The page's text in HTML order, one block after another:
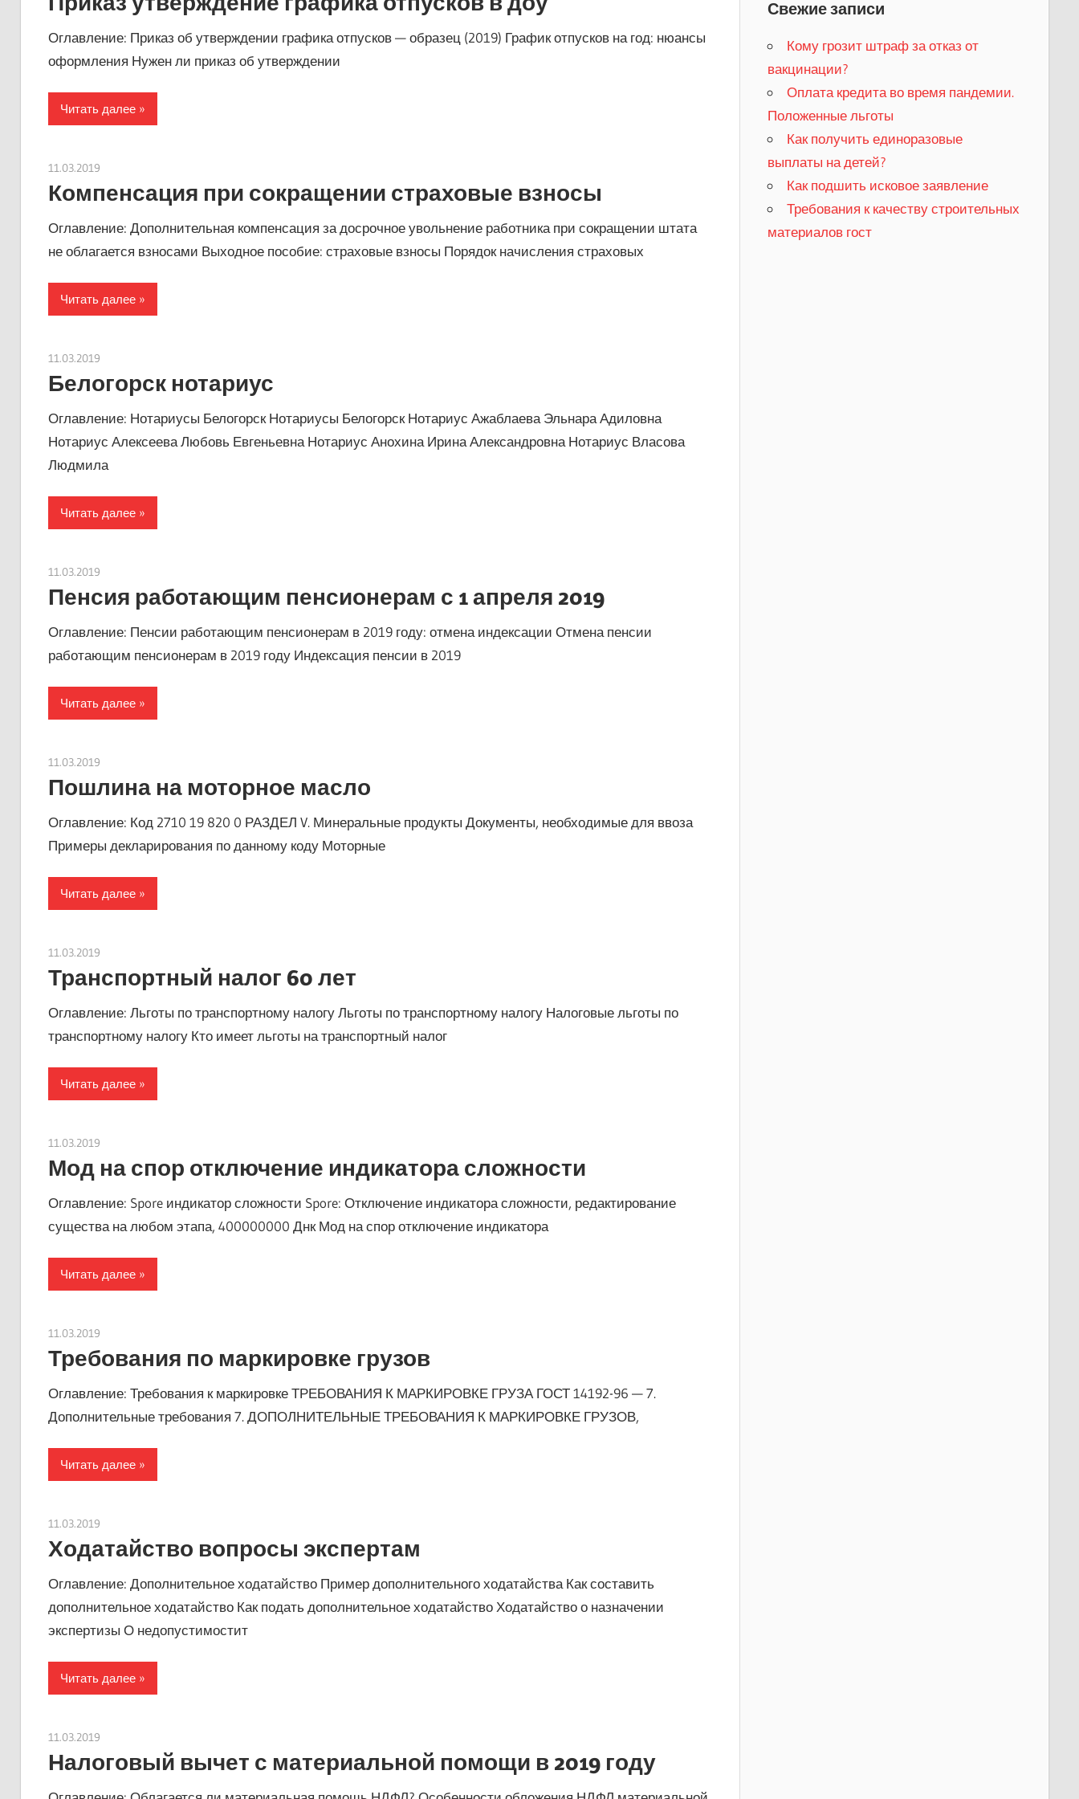
Оглавление: Приказ об утверждении графика отпусков — образец (2019) График отпусков на год: нюансы
оформления Нужен ли приказ об утверждении
Читать далее
11.03.2019
Компенсация при сокращении страховые взносы
Оглавление: Дополнительная компенсация за досрочное увольнение работника при сокращении штата
не облагается взносами Выходное пособие: страховые взносы Порядок начисления страховых
Читать далее
11.03.2019
Белогорск нотариус
Оглавление: Нотариусы Белогорск Нотариусы Белогорск Нотариус Ажаблаева Эльнара Адиловна
Нотариус Алексеева Любовь Евгеньевна Нотариус Анохина Ирина Александровна Нотариус Власова
Людмила
Читать далее
11.03.2019
Пенсия работающим пенсионерам с 1 апреля 2019
Оглавление: Пенсии работающим пенсионерам в 2019 году: отмена индексации Отмена пенсии
работающим пенсионерам в 2019 году Индексация пенсии в 2019
Читать далее
11.03.2019
Пошлина на моторное масло
Оглавление: Код 2710 19 820 0 РАЗДЕЛ V. Минеральные продукты Документы, необходимые для ввоза
Примеры декларирования по данному коду Моторные
Читать далее
11.03.2019
Транспортный налог 60 лет
Оглавление: Льготы по транспортному налогу Льготы по транспортному налогу Налоговые льготы по
транспортному налогу Кто имеет льготы на транспортный налог
Читать далее
11.03.2019
Мод на спор отключение индикатора сложности
Оглавление: Spore индикатор сложности Spore: Отключение индикатора сложности, редактирование
существа на любом этапа, 400000000 Днк Мод на спор отключение индикатора
Читать далее
11.03.2019
Требования по маркировке грузов
Оглавление: Требования к маркировке ТРЕБОВАНИЯ К МАРКИРОВКЕ ГРУЗА ГОСТ 14192-96 — 7.
Дополнительные требования 7. ДОПОЛНИТЕЛЬНЫЕ ТРЕБОВАНИЯ К МАРКИРОВКЕ ГРУЗОВ,
Читать далее
11.03.2019
Ходатайство вопросы экспертам
Оглавление: Дополнительное ходатайство Пример дополнительного ходатайства Как составить
дополнительное ходатайство Как подать дополнительное ходатайство Ходатайство о назначении
экспертизы О недопустимостит
Читать далее
11.03.2019
Налоговый вычет с материальной помощи в 2019 году
Свежие записи
Кому грозит штраф за отказ от
вакцинации?
​Оплата кредита во время пандемии.
Положенные льготы
​Как получить единоразовые
выплаты на детей?
Как подшить исковое заявление
Требования к качеству строительных
материалов гост